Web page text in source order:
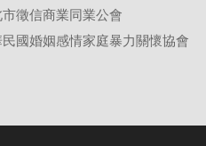
市徵信商業同業公會
民國婚姻感情家庭暴力關懷協會